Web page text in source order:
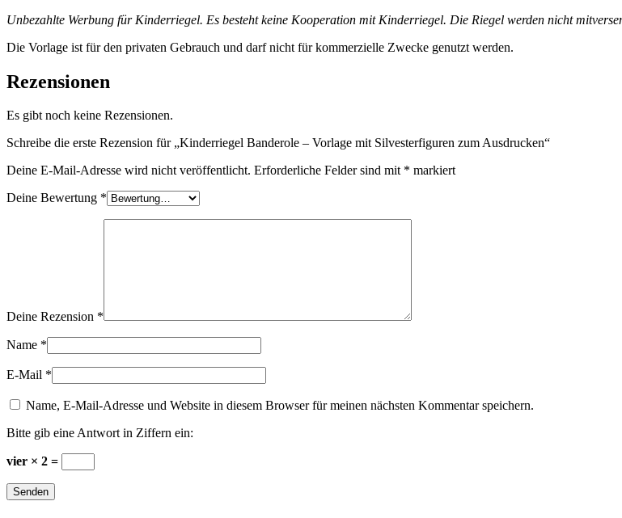
Unbezahlte Werbung für Kinderriegel. Es besteht keine Kooperation mit Kinderriegel. Die Riegel werden nicht
Die Vorlage ist für den privaten Gebrauch und darf nicht für kommerzielle Zwecke genutzt werden.
Rezensionen
Es gibt noch keine Rezensionen.
Schreibe die erste Rezension für „Kinderriegel Banderole – Vorlage mit Silvesterfiguren zum Ausdrucken“
Deine E-Mail-Adresse wird nicht veröffentlicht. Erforderliche Felder sind mit * markiert
Deine Bewertung *
Deine Rezension *
Name *
E-Mail *
Name, E-Mail-Adresse und Website in diesem Browser für meinen nächsten Kommentar speichern.
Bitte gib eine Antwort in Ziffern ein:
vier × 2 =
Senden